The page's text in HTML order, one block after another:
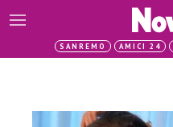
SANREMO AMICI 24